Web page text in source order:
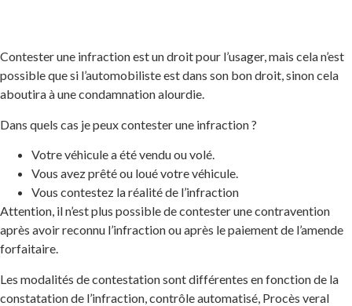
Contester une infraction est un droit pour l’usager, mais cela n’est
possible que si l’automobiliste est dans son bon droit, sinon cela
aboutira à une condamnation alourdie.
Dans quels cas je peux contester une infraction ?
Votre véhicule a été vendu ou volé.
​Vous avez prêté ou loué votre véhicule.
Vous contestez la réalité de l’infraction
Attention, il n’est plus possible de contester une contravention
après avoir reconnu l’infraction ou après le paiement de l’amende
forfaitaire.
Les modalités de contestation sont différentes en fonction de la
constatation de l’infraction, contrôle automatisé, Procès veral